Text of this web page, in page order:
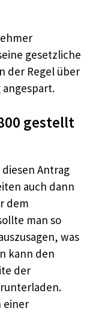
gesetzliche
der Regel über
gestellt
Antrag
auch dann
dem
man so
was
kann den
der
einer